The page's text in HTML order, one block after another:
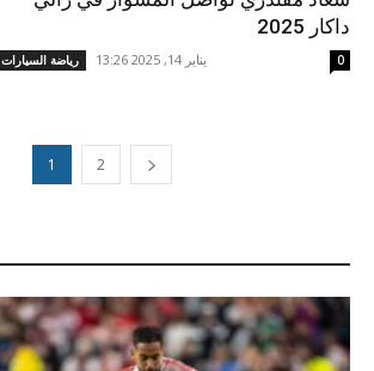
داكار 2025
رياضة السيارات يناير 14, 2025 13:26 0
1 2